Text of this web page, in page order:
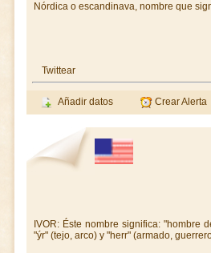
Nórdica o escandinava, nombre que
Twittear
Añadir datos Crear Alerta
IVOR: Éste nombre significa: "hombre
"ýr" (tejo, arco) y "herr" (armado,